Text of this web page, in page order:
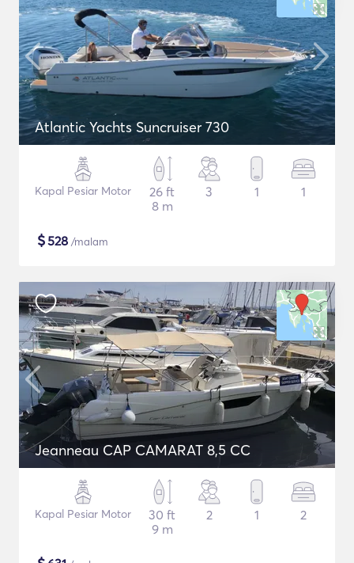
Atlantic Yachts Suncruiser 730
Kapal Pesiar Motor
26 ft
8 m
3 1 1
$528 /malam
Jeanneau CAP CAMARAT 8,5 CC
Kapal Pesiar Motor
30 ft
9 m
2 1 2